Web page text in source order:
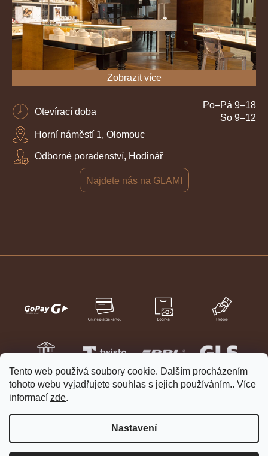
Tento web používá soubory cookie. Dalším procházením
tohoto webu vyjadřujete souhlas s jejich používáním.. Více
informací zde.
Nastavení
Zobrazit více
Otevírací doba
Po–Pá 9–18
So 9–12
Horní náměstí 1, Olomouc
Odborné poradenství, Hodinář
Najdete nás na GLAMI
Vytvořil Shoptet